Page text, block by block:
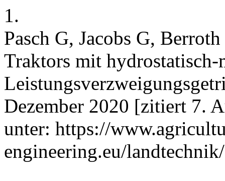
1.
Pasch G, Jacobs G,
Traktors mit hydrostatisch-
Dezember 2020 [zitiert 7.
unter: https://
engineering.eu/